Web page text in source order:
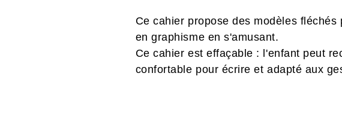
Ce cahier propose des modèles
en graphisme en s'amusant.
Ce cahier est effaçable : l'enfant peut
confortable pour écrire et adapté aux